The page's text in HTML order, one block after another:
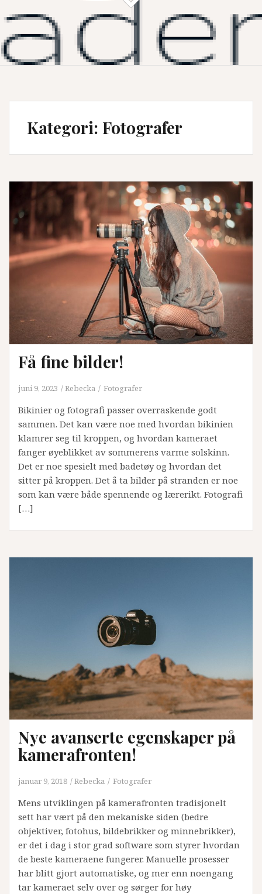
Kategori: Fotografer
Få fine bilder!
juni 9, 2023 Rebecka Fotografer
Bikinier og fotografi passer overraskende godt
sammen. Det kan være noe med hvordan bikinien
klamrer seg til kroppen, og hvordan kameraet
fanger øyeblikket av sommerens varme solskinn.
Det er noe spesielt med badetøy og hvordan det
sitter på kroppen. Det å ta bilder på stranden er noe
som kan være både spennende og lærerikt. Fotografi
[…]
Nye avanserte egenskaper på
kamerafronten!
januar 9, 2018 Rebecka Fotografer
Mens utviklingen på kamerafronten tradisjonelt
sett har vært på den mekaniske siden (bedre
objektiver, fotohus, bildebrikker og minnebrikker),
er det i dag i stor grad software som styrer hvordan
de beste kameraene fungerer. Manuelle prosesser
har blitt gjort automatiske, og mer enn noengang
tar kameraet selv over og sørger for høy